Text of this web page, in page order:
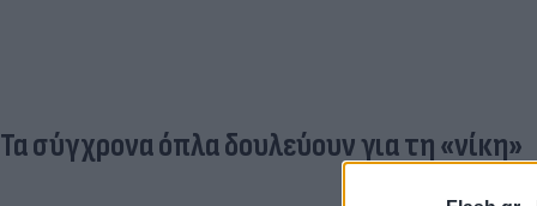
Τα σύγχρονα όπλα δουλεύουν για τη «νίκη»